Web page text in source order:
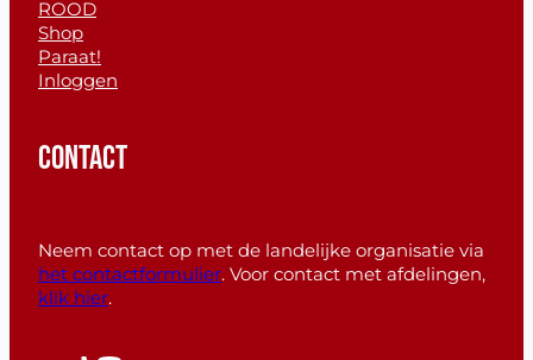
ROOD
Shop
Paraat!
Inloggen
CONTACT
Neem contact op met de landelijke organisatie via
het contactformulier. Voor contact met afdelingen,
klik hier.